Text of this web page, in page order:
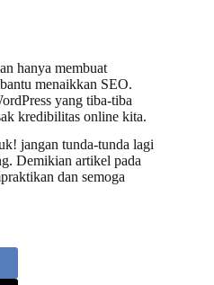
hanya membuat
menaikkan SEO.
yang tiba-tiba
kredibilitas online kita.
jangan tunda-tunda lagi
Demikian artikel pada
dan semoga